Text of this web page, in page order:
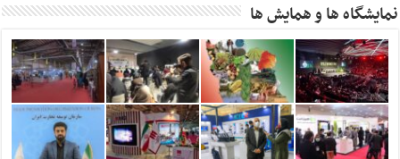
نمایشگاه ها و همایش ها